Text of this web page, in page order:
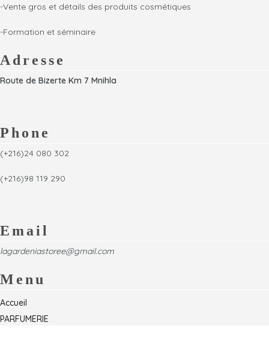
-Vente gros et détails des produits cosmétiques
-Formation et séminaire
Adresse
Route de Bizerte Km 7 Mnihla
Phone
(+216)24 080 302
(+216)98 119 290
Email
lagardeniastoree@gmail.com
Menu
Accueil
PARFUMERIE